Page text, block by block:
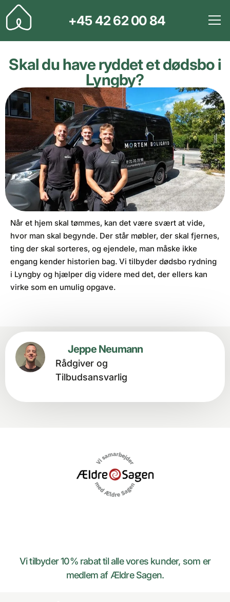
+45 42 62 00 84
Skal du have ryddet et dødsbo i
Lyngby?
Når et hjem skal tømmes, kan det være svært at vide,
hvor man skal begynde. Der står møbler, der skal fjernes,
ting der skal sorteres, og ejendele, man måske ikke
engang kender historien bag. Vi tilbyder dødsbo rydning
i Lyngby og hjælper dig videre med det, der ellers kan
virke som en umulig opgave.
Jeppe Neumann
Rådgiver og
Tilbudsansvarlig
Vi tilbyder 10% rabat til alle vores kunder, som er
medlem af Ældre Sagen.